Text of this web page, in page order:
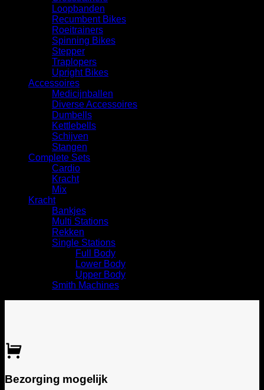
Loopbanden
Recumbent Bikes
Roeitrainers
Spinning Bikes
Stepper
Traplopers
Upright Bikes
Accessoires
Medicijnballen
Diverse Accessoires
⁠Dumbells
Kettlebells
⁠Schijven
Stangen
Complete Sets
Cardio
⁠Kracht
Mix
Kracht
Bankjes
Multi Stations
Rekken
Single Stations
Full Body
Lower Body
Upper Body
Smith Machines
Bezorging mogelijk